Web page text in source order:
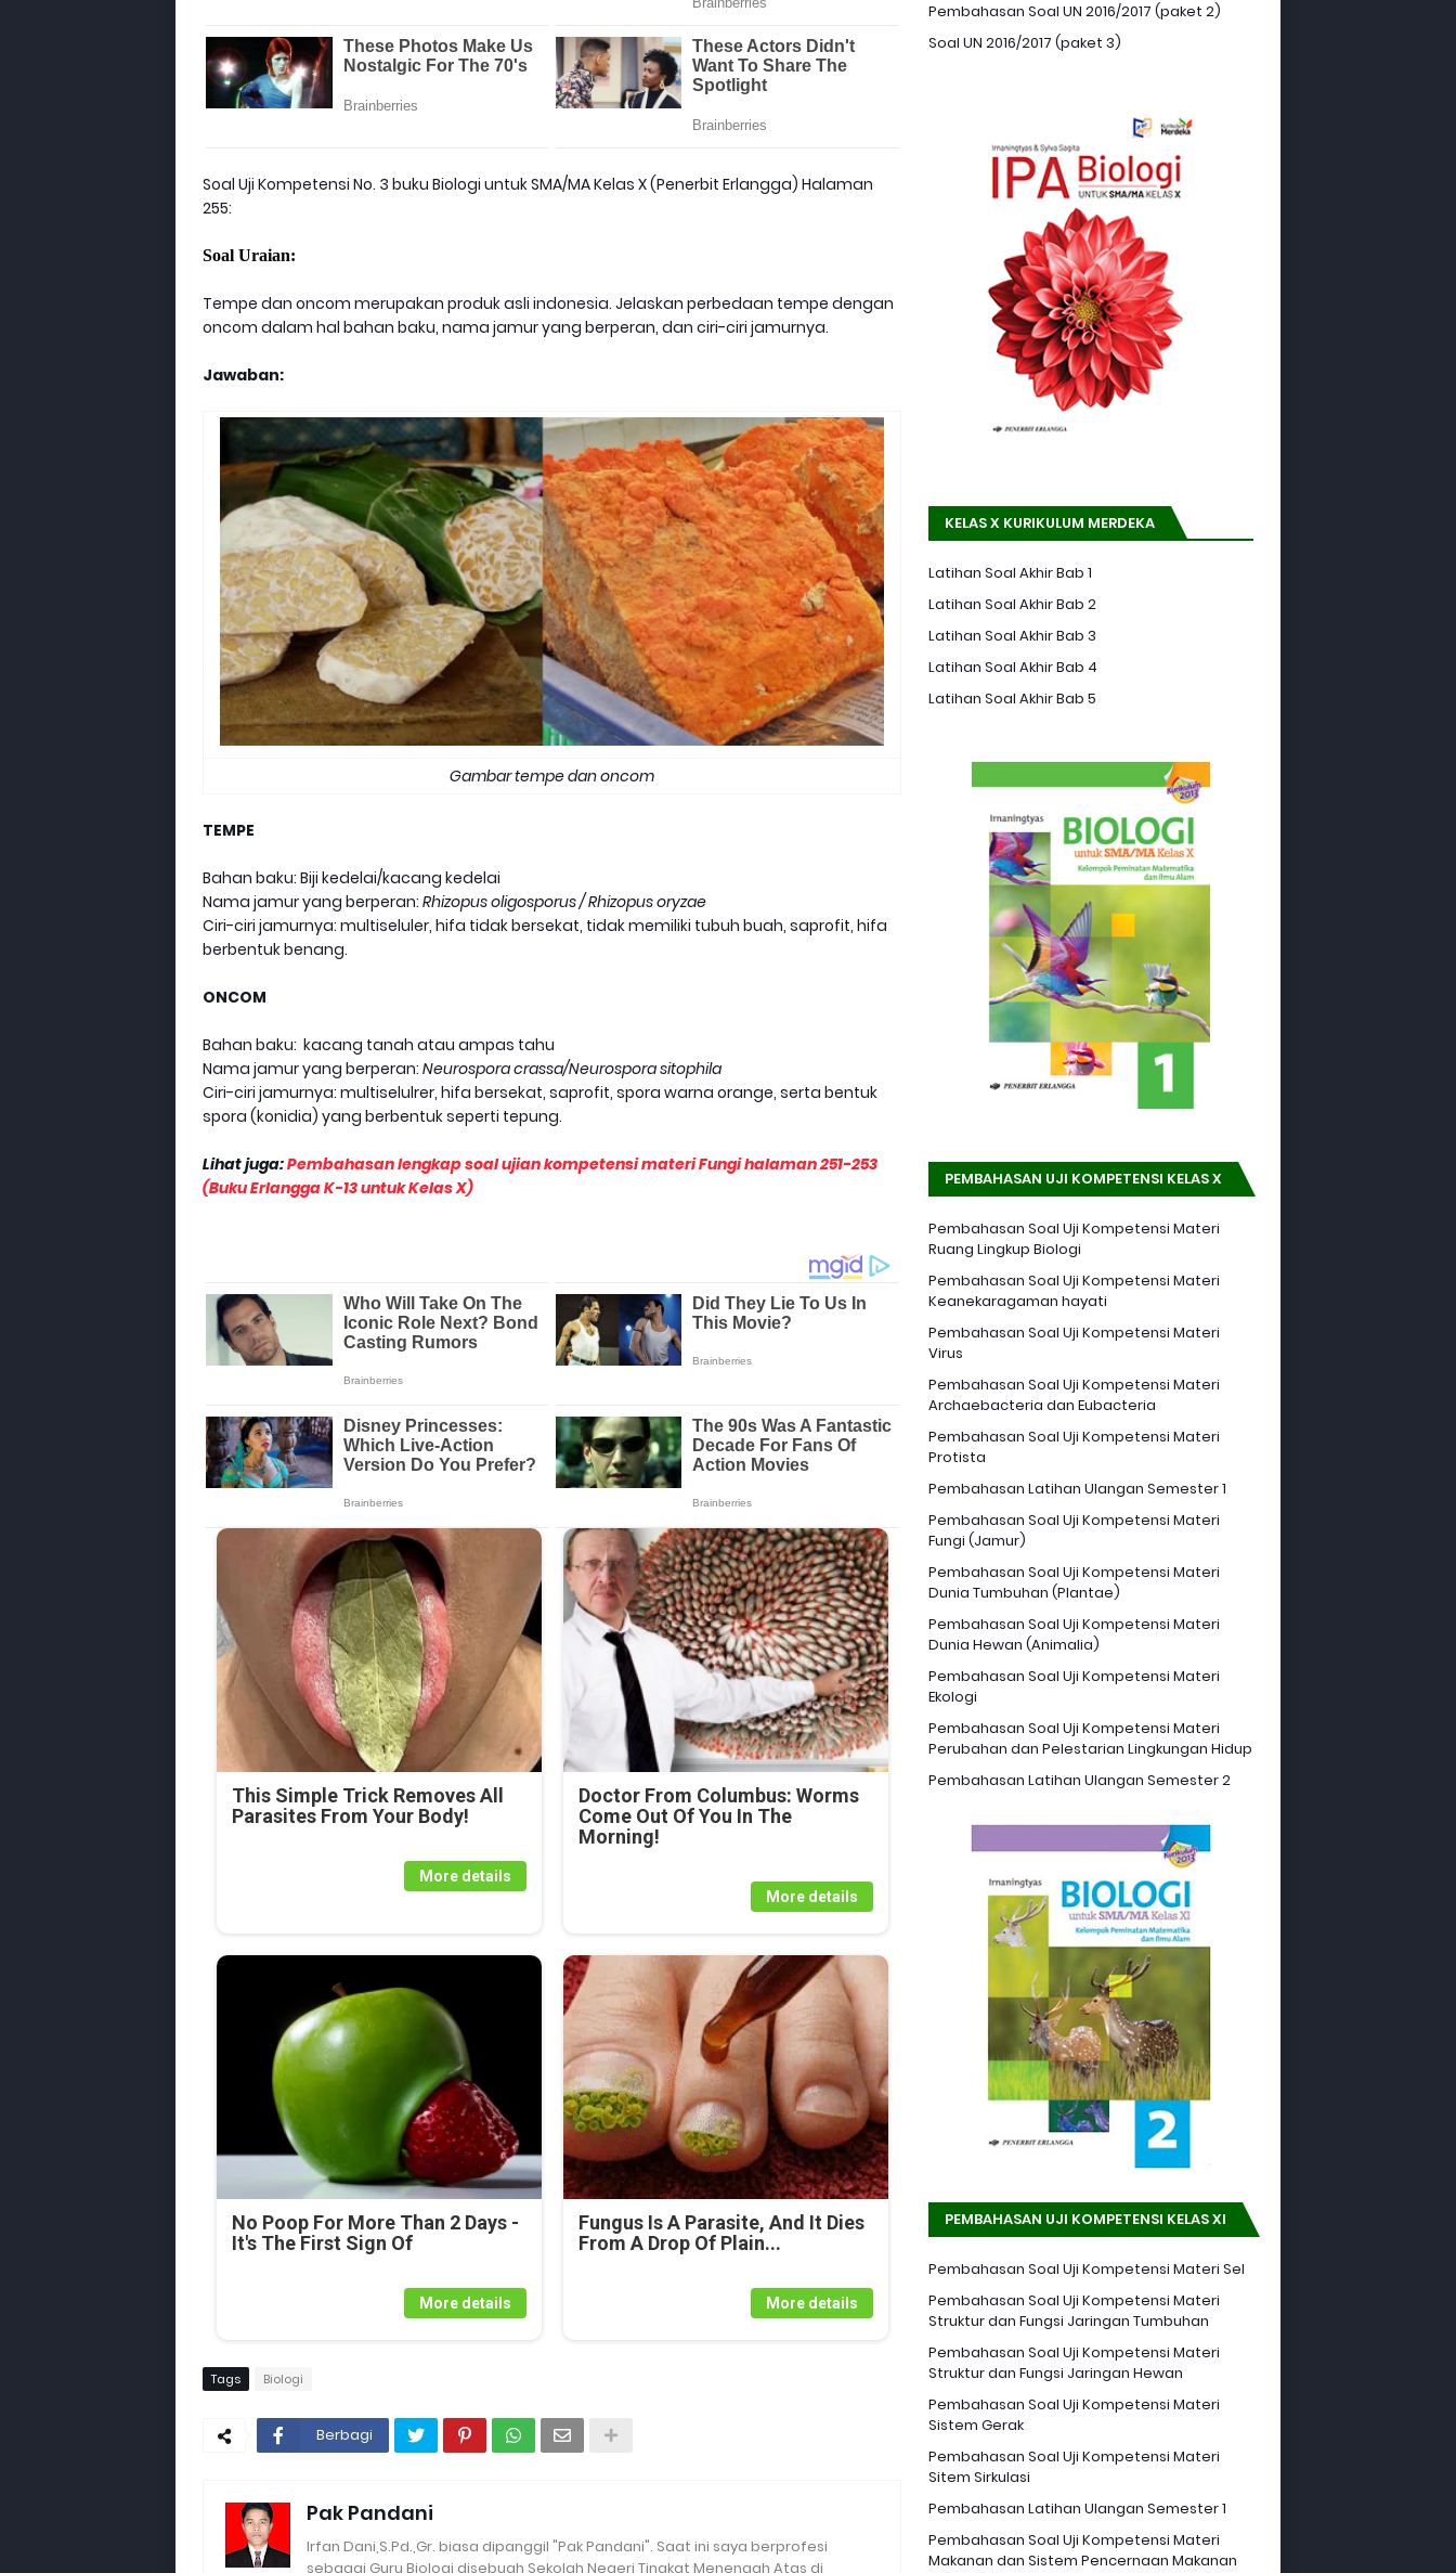
Soal Uji Kompetensi No. 3 buku Biologi untuk SMA/MA Kelas X (Penerbit Erlangga) Halaman
255:
Soal Uraian:
Tempe dan oncom merupakan produk asli indonesia. Jelaskan perbedaan tempe dengan
oncom dalam hal bahan baku, nama jamur yang berperan, dan ciri-ciri jamurnya.
Jawaban:
Gambar tempe dan oncom
TEMPE
Bahan baku: Biji kedelai/kacang kedelai
Nama jamur yang berperan: Rhizopus oligosporus /Rhizopus oryzae
Ciri-ciri jamurnya: multiseluler, hifa tidak bersekat, tidak memiliki tubuh buah, saprofit, hifa
berbentuk benang.
ONCOM
Bahan baku: kacang tanah atau ampas tahu
Nama jamur yang berperan: Neurospora crassa/Neurospora sitophila
Ciri-ciri jamurnya: multiselulrer, hifa bersekat, saprofit, spora warna orange, serta bentuk
spora (konidia) yang berbentuk seperti tepung.
Lihat juga:Pembahasan lengkap soal ujian kompetensi materi Fungi halaman 251-253
(Buku Erlangga K-13 untuk Kelas X)
This Simple Trick Removes All
Parasites From Your Body!
More details
Doctor From Columbus: Worms
Come Out Of You In The
Morning!
More details
No Poop For More Than 2 Days -
It's The First Sign Of
More details
Fungus Is A Parasite, And It Dies
From A Drop Of Plain...
More details
Tags Biologi
Berbagi
Pak Pandani
Irfan Dani,S.Pd.,Gr. biasa dipanggil "Pak Pandani". Saat ini saya berprofesi
sebagai Guru Biologi disebuah Sekolah Negeri Tingkat Menengah Atas di
Pembahasan Soal UN 2016/2017 (paket 2)
Soal UN 2016/2017 (paket 3)
KELAS X KURIKULUM MERDEKA
Latihan Soal Akhir Bab 1
Latihan Soal Akhir Bab 2
Latihan Soal Akhir Bab 3
Latihan Soal Akhir Bab 4
Latihan Soal Akhir Bab 5
PEMBAHASAN UJI KOMPETENSI KELAS X
Pembahasan Soal Uji Kompetensi Materi
Ruang Lingkup Biologi
Pembahasan Soal Uji Kompetensi Materi
Keanekaragaman hayati
Pembahasan Soal Uji Kompetensi Materi
Virus
Pembahasan Soal Uji Kompetensi Materi
Archaebacteria dan Eubacteria
Pembahasan Soal Uji Kompetensi Materi
Protista
Pembahasan Latihan Ulangan Semester 1
Pembahasan Soal Uji Kompetensi Materi
Fungi (Jamur)
Pembahasan Soal Uji Kompetensi Materi
Dunia Tumbuhan (Plantae)
Pembahasan Soal Uji Kompetensi Materi
Dunia Hewan (Animalia)
Pembahasan Soal Uji Kompetensi Materi
Ekologi
Pembahasan Soal Uji Kompetensi Materi
Perubahan dan Pelestarian Lingkungan Hidup
Pembahasan Latihan Ulangan Semester 2
PEMBAHASAN UJI KOMPETENSI KELAS XI
Pembahasan Soal Uji Kompetensi Materi Sel
Pembahasan Soal Uji Kompetensi Materi
Struktur dan Fungsi Jaringan Tumbuhan
Pembahasan Soal Uji Kompetensi Materi
Struktur dan Fungsi Jaringan Hewan
Pembahasan Soal Uji Kompetensi Materi
Sistem Gerak
Pembahasan Soal Uji Kompetensi Materi
Sitem Sirkulasi
Pembahasan Latihan Ulangan Semester 1
Pembahasan Soal Uji Kompetensi Materi
Makanan dan Sistem Pencernaan Makanan